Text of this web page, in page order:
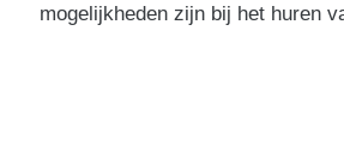
mogelijkheden zijn bij het huren